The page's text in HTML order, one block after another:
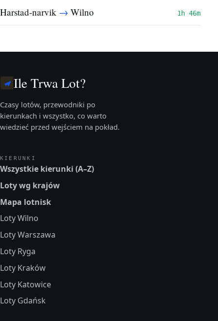
Harstad-narvik → Wilno 1h 46m
Ile Trwa Lot?
Czasy lotów, przewodniki po
kierunkach i wszystko, co warto
wiedzieć przed wejściem na pokład.
KIERUNKI
Wszystkie kierunki (A–Z)
Loty wg krajów
Mapa lotnisk
Loty Wilno
Loty Warszawa
Loty Ryga
Loty Kraków
Loty Katowice
Loty Gdańsk